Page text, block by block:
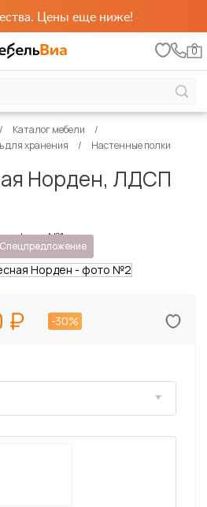
Цены еще ниже!
0
Каталог мебели
для хранения Настенные полки
Норден, ЛДСП
Спецпредложение
-30%